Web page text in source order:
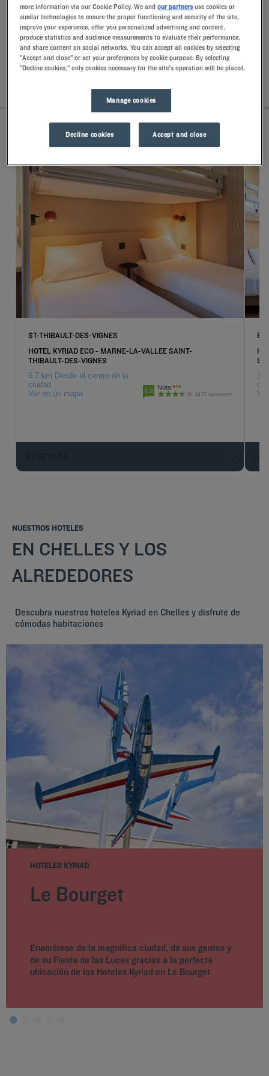
una sonrisa y pequeños detalles llenos de
significado.Descubrirá la comodidad exclusiva de nuestra
almohada de espuma con memoria de forma.Y, para empezar
el día con buen pie, podrá experimentar la diferencia de
alojarse en un Kyriad.Mímese con un yogurt helado para
desayunar… ¡Y ya tendrá dos buenas razones para volver!
MAPA
ST-THIBAULT-DES-VIGNES
HOTEL KYRIAD ECO - MARNE-LA-VALLEE SAINT-
THIBAULT-DES-VIGNES
6.7 km Desde el centro de la
ciudad
Ver en un mapa
3.3 Nota
3470 opiniones
NUESTROS HOTELES
EN CHELLES Y LOS
ALREDEDORES
Descubra nuestros hoteles Kyriad en Chelles y disfrute de
cómodas habitaciones
HOTELES KYRIAD
Le Bourget
Enamórese de la magnífica ciudad, de sus gentes y
de su Fiesta de las Luces gracias a la perfecta
ubicación de los Hoteles Kyriad en Le Bourget
more information via our Cookie Policy. We andour partners use cookies or
similar technologies to ensure the proper functioning and security of the site,
improve your experience, offer you personalized advertising and content,
produce statistics and audience measurements to evaluate their performance,
and share content on social networks. You can accept all cookies by selecting
"Accept and close" or set your preferences by cookie purpose. By selecting
"Decline cookies," only cookies necessary for the site's operation will be placed.
Manage cookies
Decline cookies Accept and close